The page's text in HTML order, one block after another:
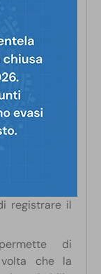
vengono
SD
a 64 GB
dipende
scegliere
allungano i
scopo può
registrare il
di
volta che la